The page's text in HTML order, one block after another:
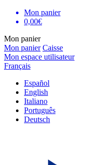
Mon panier
0,00€
Mon panier
Mon panier Caisse
Mon espace utilisateur
Français
Español
English
Italiano
Português
Deutsch